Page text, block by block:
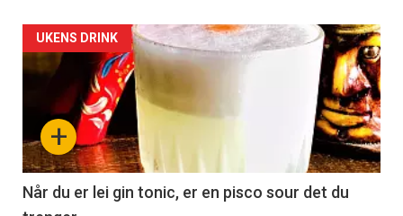
Forsiden
akkurat
nå
-
2
+
UKENS DRINK
Når du er lei gin tonic, er en pisco sour det du